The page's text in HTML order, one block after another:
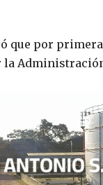
que por
Administración